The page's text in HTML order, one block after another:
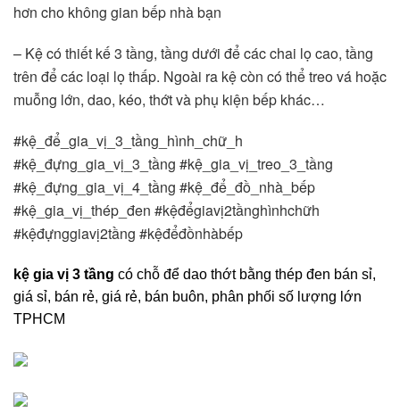
hơn cho không gian bếp nhà bạn
– Kệ có thiết kế 3 tầng, tầng dưới để các chai lọ cao, tầng
trên để các loại lọ thấp. Ngoài ra kệ còn có thể treo vá hoặc
muỗng lớn, dao, kéo, thớt và phụ kiện bếp khác…
#kệ_để_gia_vị_3_tầng_hình_chữ_h
#kệ_đựng_gia_vị_3_tầng #kệ_gia_vị_treo_3_tầng
#kệ_đựng_gia_vị_4_tầng #kệ_để_đồ_nhà_bếp
#kệ_gia_vị_thép_đen #kệđểgiavị2tầnghìnhchữh
#kệđựnggiavị2tầng #kệđểđồnhàbếp
kệ gia vị 3 tầng có chỗ để dao thớt bằng thép đen bán sỉ,
giá sỉ, bán rẻ, giá rẻ, bán buôn, phân phối số lượng lớn
TPHCM